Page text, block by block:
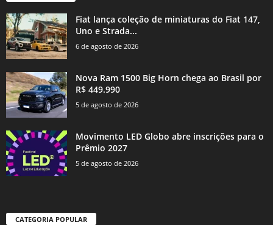
Fiat lança coleção de miniaturas do Fiat 147,
Uno e Strada...
6 de agosto de 2026
Nova Ram 1500 Big Horn chega ao Brasil por
R$ 449.990
5 de agosto de 2026
Movimento LED Globo abre inscrições para o
Prêmio 2027
5 de agosto de 2026
CATEGORIA POPULAR